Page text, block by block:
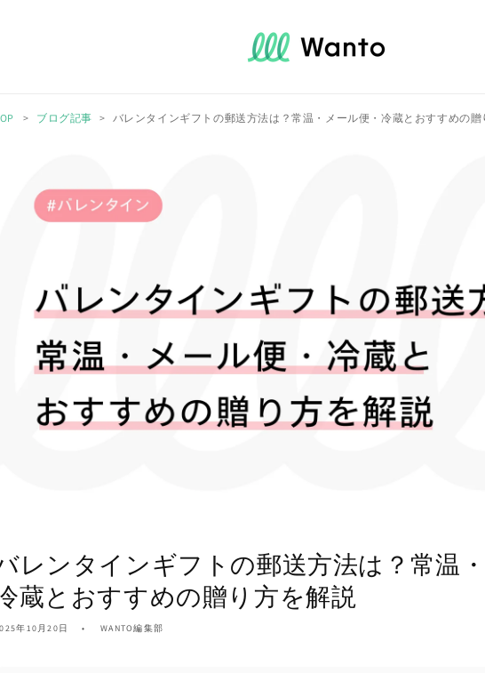
ブログ記事 バレンタインギフトの郵送方法は？常温・メール便・冷蔵とおすすめの贈
レンタインギフトの郵送方法は？常温
蔵とおすすめの贈り方を解説
年10月20日 WANTO編集部